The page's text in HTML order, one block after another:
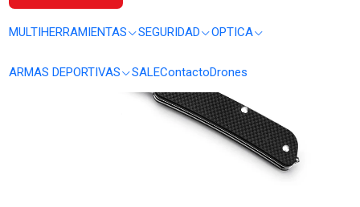
MULTIHERRAMIENTAS SEGURIDAD OPTICA
ARMAS DEPORTIVAS SALEContactoDrones